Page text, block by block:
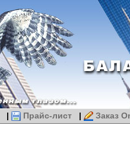
| Прайс-лист | Заказ